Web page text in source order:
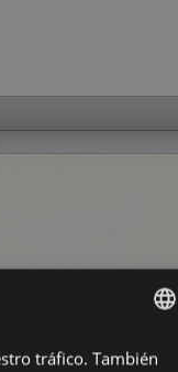
BASQUE
tráfico. También